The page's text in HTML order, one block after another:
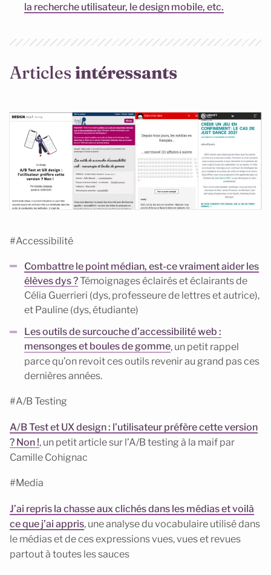
la recherche utilisateur, le design mobile, etc.
Articles intéressants
#Accessibilité
Combattre le point médian, est-ce vraiment aider les
élèves dys ?Témoignages éclairés et éclairants de
Célia Guerrieri (dys, professeure de lettres et autrice),
et Pauline (dys, étudiante)
Les outils de surcouche d’accessibilité web :
mensonges et boules de gomme, un petit rappel
parce qu’on revoit ces outils revenir au grand pas ces
dernières années.
#A/B Testing
A/B Test et UX design : l’utilisateur préfère cette version
? Non !, un petit article sur l’A/B testing à la maif par
Camille Cohignac
#Media
J’ai repris la chasse aux clichés dans les médias et voilà
ce que j’ai appris, une analyse du vocabulaire utilisé dans
le médias et de ces expressions vues, vues et revues
partout à toutes les sauces